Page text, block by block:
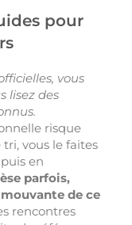
pour
vous
lisez des
risque
tri, vous le faites
en
parfois,
de ce
rencontres